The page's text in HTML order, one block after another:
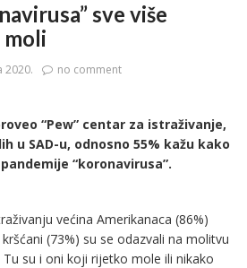
sve više
moli
2020. no comment
“Pew” centar za istraživanje,
u SAD-u, odnosno 55% kažu kako
“koronavirusa”.
većina Amerikanaca (86%)
(73%) su se odazvali na molitvu
su i oni koji rijetko mole ili nikako